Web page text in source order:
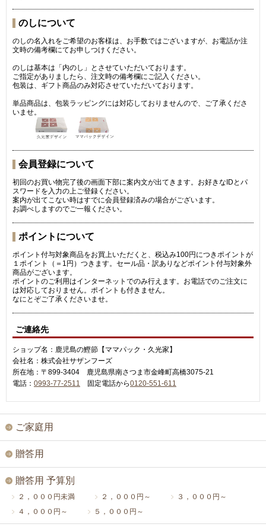
のしについて
のしの名入れをご希望のお客様は、お手数ではございますが、お電話か注
文時の備考欄にてお申しつけください。
のしは基本は「内のし」とさせていただいております。
ご指定がありましたら、注文時の備考欄にご記入ください。
包装は、ギフト商品のみ対応させていただいております。
単品商品は、包装ラッピングには対応しておりませんので、ご了承くださ
いませ。
会員登録について
初回のお買い物完了後の画面下部に案内文が出てきます。お好きなIDとパ
スワードを入力の上ご登録ください。
案内が出てこない時はすでに会員登録済みの場合がございます。
お調べしますのでご一報ください。
ポイントについて
ポイント付与対象商品をお買上いただくと、税込み100円につきポイントが
１ポイント（＝1円）つきます。セール品・訳ありなどポイント付与対象外
商品がございます。
ポイントのご利用はインターネットでのみ行えます。お電話でのご注文に
は対応しておりません。ポイントも付きません。
なにとぞご了承くださいませ。
ご連絡先
ショップ名：鹿児島の鰹節【ママパック・久光家】
会社名：株式会社サザンフーズ
所在地：〒899-3404 鹿児島県南さつま市金峰町高橋3075-21
電話： 0993-77-2511 固定電話から0120-551-611
ご家庭用
贈答用
贈答用 予算別
２，０００円未満 ２，０００円～
３，０００円～
４，０００円～
５，０００円～